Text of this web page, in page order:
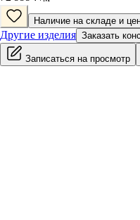
Наличие на складе и
Другие изделия Заказать
Записаться на просмотр